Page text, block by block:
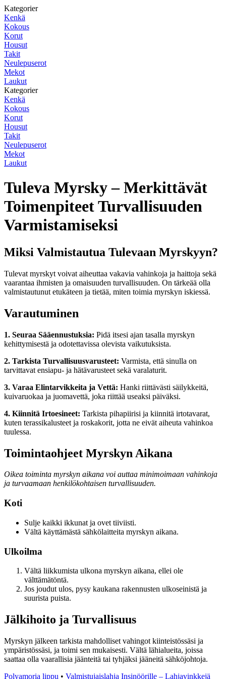
Kategorier
Kenkä
Kokous
Korut
Housut
Takit
Neulepuserot
Mekot
Laukut
Kategorier
Kenkä
Kokous
Korut
Housut
Takit
Neulepuserot
Mekot
Laukut
Tuleva Myrsky – Merkittävät
Toimenpiteet Turvallisuuden
Varmistamiseksi
Miksi Valmistautua Tulevaan Myrskyyn?
Tulevat myrskyt voivat aiheuttaa vakavia vahinkoja ja haittoja sekä
vaarantaa ihmisten ja omaisuuden turvallisuuden. On tärkeää olla
valmistautunut etukäteen ja tietää, miten toimia myrskyn iskiessä.
Varautuminen
1. Seuraa Sääennustuksia: Pidä itsesi ajan tasalla myrskyn
kehittymisestä ja odotettavissa olevista vaikutuksista.
2. Tarkista Turvallisuusvarusteet: Varmista, että sinulla on
tarvittavat ensiapu- ja hätävarusteet sekä varalaturit.
3. Varaa Elintarvikkeita ja Vettä: Hanki riittävästi säilykkeitä,
kuivaruokaa ja juomavettä, joka riittää useaksi päiväksi.
4. Kiinnitä Irtoesineet: Tarkista pihapiirisi ja kiinnitä irtotavarat,
kuten terassikalusteet ja roskakorit, jotta ne eivät aiheuta vahinkoa
tuulessa.
Toimintaohjeet Myrskyn Aikana
Oikea toiminta myrskyn aikana voi auttaa minimoimaan vahinkoja
ja turvaamaan henkilökohtaisen turvallisuuden.
Koti
Sulje kaikki ikkunat ja ovet tiiviisti.
Vältä käyttämästä sähkölaitteita myrskyn aikana.
Ulkoilma
Vältä liikkumista ulkona myrskyn aikana, ellei ole
välttämätöntä.
Jos joudut ulos, pysy kaukana rakennusten ulkoseinistä ja
suurista puista.
Jälkihoito ja Turvallisuus
Myrskyn jälkeen tarkista mahdolliset vahingot kiinteistössäsi ja
ympäristössäsi, ja toimi sen mukaisesti. Vältä lähialueita, joissa
saattaa olla vaarallisia jäänteitä tai tyhjäksi jääneitä sähköjohtoja.
Polyamoria lippu • Valmistujaislahja Insinöörille – Lahjavinkkejä